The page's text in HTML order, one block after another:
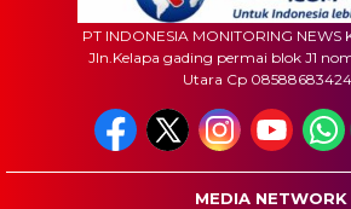
PT INDONESIA MONITORING NEWS
Jln.Kelapa gading permai blok J1
Utara Cp
MEDIA NETWORK